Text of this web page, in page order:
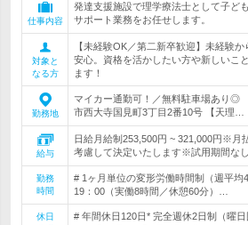
仕事内容
発達支援施設で理学療法士として子ど
サポート業務をお任せします。
対象と
なる方
【未経験OK／第二新卒歓迎】未経験
安心。資格を活かしたい方や新しいこ
ます！
勤務地
マイカー通勤可！／無料駐車場あり◎
市西大寺国見町3丁目2番10号 【天理…
給与
日給月給制253,500円 ~ 321,000円※月
考慮して決定いたします※試用期間な
勤務
時間
# 1ヶ月単位の変形労働時間制（週平均
19：00（実働8時間／休憩60分）…
休日
# 年間休日120日* 完全週休2日制（曜